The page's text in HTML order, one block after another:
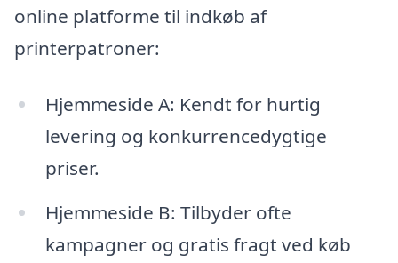
online platforme til indkøb af
printerpatroner:
Hjemmeside A: Kendt for hurtig
levering og konkurrencedygtige
priser.
Hjemmeside B: Tilbyder ofte
kampagner og gratis fragt ved køb